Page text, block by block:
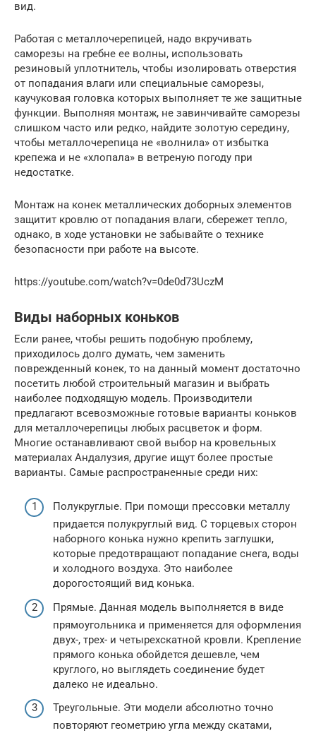
вид.
Работая с металлочерепицей, надо вкручивать
саморезы на гребне ее волны, использовать
резиновый уплотнитель, чтобы изолировать отверстия
от попадания влаги или специальные саморезы,
каучуковая головка которых выполняет те же защитные
функции. Выполняя монтаж, не завинчивайте саморезы
слишком часто или редко, найдите золотую середину,
чтобы металлочерепица не «волнила» от избытка
крепежа и не «хлопала» в ветреную погоду при
недостатке.
Монтаж на конек металлических доборных элементов
защитит кровлю от попадания влаги, сбережет тепло,
однако, в ходе установки не забывайте о технике
безопасности при работе на высоте.
https://youtube.com/watch?v=0de0d73UczM
Виды наборных коньков
Если ранее, чтобы решить подобную проблему,
приходилось долго думать, чем заменить
поврежденный конек, то на данный момент достаточно
посетить любой строительный магазин и выбрать
наиболее подходящую модель. Производители
предлагают всевозможные готовые варианты коньков
для металлочерепицы любых расцветок и форм.
Многие останавливают свой выбор на кровельных
материалах Андалузия, другие ищут более простые
варианты. Самые распространенные среди них:
Полукруглые. При помощи прессовки металлу
придается полукруглый вид. С торцевых сторон
наборного конька нужно крепить заглушки,
которые предотвращают попадание снега, воды
и холодного воздуха. Это наиболее
дорогостоящий вид конька.
Прямые. Данная модель выполняется в виде
прямоугольника и применяется для оформления
двух-, трех- и четырехскатной кровли. Крепление
прямого конька обойдется дешевле, чем
круглого, но выглядеть соединение будет
далеко не идеально.
Треугольные. Эти модели абсолютно точно
повторяют геометрию угла между скатами,